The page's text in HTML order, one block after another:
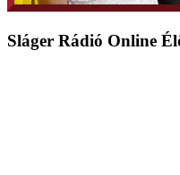
Sláger Rádió Online